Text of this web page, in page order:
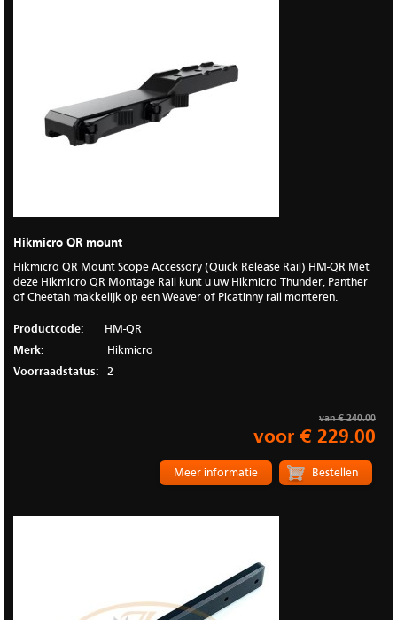
Hikmicro QR mount
Hikmicro QR Mount Scope Accessory (Quick Release Rail) HM-QR Met
deze Hikmicro QR Montage Rail kunt u uw Hikmicro Thunder, Panther
of Cheetah makkelijk op een Weaver of Picatinny rail monteren.
Productcode:
HM-QR
Merk:
Hikmicro
Voorraadstatus:
2
van € 240.00
voor € 229.00
Meer informatie